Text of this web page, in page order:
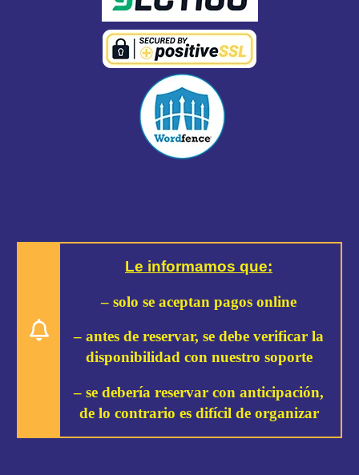
Le informamos que:
– solo se aceptan pagos online
– antes de reservar, se debe verificar la
disponibilidad con nuestro soporte
– se debería reservar con anticipación,
de lo contrario es difícil de organizar